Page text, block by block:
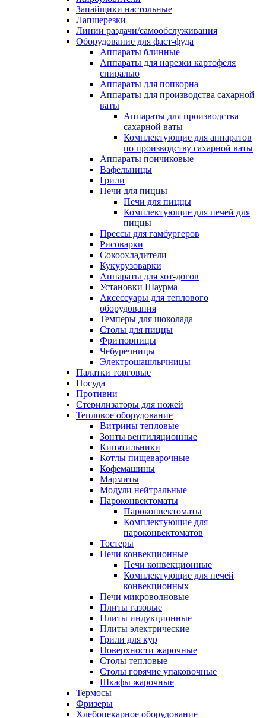
Запайщики настольные
Лапшерезки
Линии раздачи/самообслуживания
Оборудование для фаст-фуда
Аппараты блинные
Аппараты для нарезки картофеля
спиралью
Аппараты для попкорна
Аппараты для производства сахарной
ваты
Аппараты для производства
сахарной ваты
Комплектующие для аппаратов
по производству сахарной ваты
Аппараты пончиковые
Вафельницы
Грили
Печи для пиццы
Печи для пиццы
Комплектующие для печей для
пиццы
Прессы для гамбургеров
Рисоварки
Сокоохладители
Кукурузоварки
Аппараты для хот-догов
Установки Шаурма
Аксессуары для теплового
оборудования
Темперы для шоколада
Столы для пиццы
Фритюрницы
Чебуречницы
Электрошашлычницы
Палатки торговые
Посуда
Противни
Стерилизаторы для ножей
Тепловое оборудование
Витрины тепловые
Зонты вентиляционные
Кипятильники
Котлы пищеварочные
Кофемашины
Мармиты
Модули нейтральные
Пароконвектоматы
Пароконвектоматы
Комплектующие для
пароконвектоматов
Тостеры
Печи конвекционные
Печи конвекционные
Комплектующие для печей
конвекционных
Печи микроволновые
Плиты газовые
Плиты индукционные
Плиты электрические
Грили для кур
Поверхности жарочные
Столы тепловые
Столы горячие упаковочные
Шкафы жарочные
Термосы
Фризеры
Хлебопекарное оборудование